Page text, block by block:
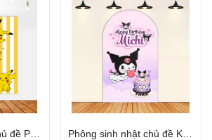
Phông sinh nhật chủ đề Kuromi